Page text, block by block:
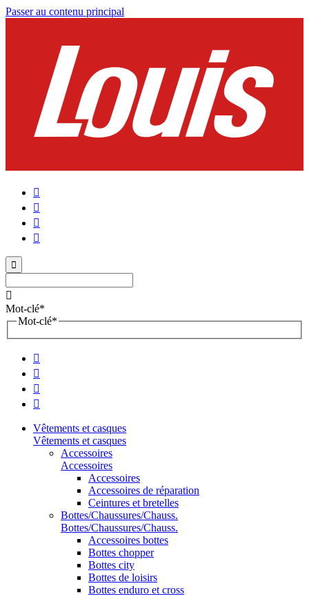
Passer au contenu principal






Mot-clé*
Mot-clé*




Vêtements et casques
Vêtements et casques
Accessoires
Accessoires
Accessoires
Accessoires de réparation
Ceintures et bretelles
Bottes/Chaussures/Chauss.
Bottes/Chaussures/Chauss.
Accessoires bottes
Bottes chopper
Bottes city
Bottes de loisirs
Bottes enduro et cross